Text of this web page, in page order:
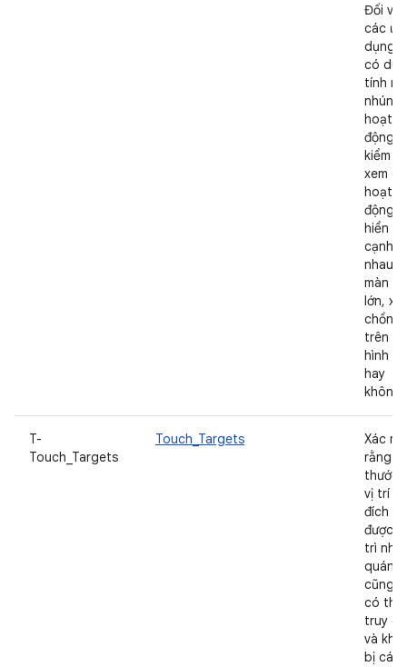
Đối với
các
dụng
có
tính
nhúng
hoạt
động,
kiểm
xem
hoạt
động
hiển thị
cạnh
nhau
màn
lớn,
chồng
trên
hình
hay
không.
T-
Touch_Targets
Touch_Targets
Xác
rằng
thước
vị trí
đích
được
trì nhất
quán,
cũng
có thể
truy
và
bị các